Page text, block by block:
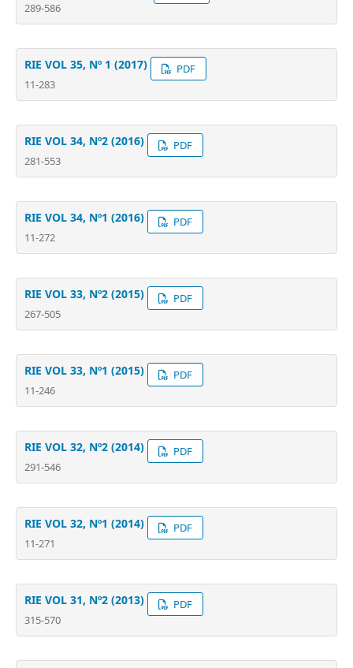
289-586
RIE VOL 35, Nº 1 (2017)
11-283
PDF
RIE VOL 34, Nº2 (2016)
281-553
PDF
RIE VOL 34, Nº1 (2016)
11-272
PDF
RIE VOL 33, Nº2 (2015)
267-505
PDF
RIE VOL 33, Nº1 (2015)
11-246
PDF
RIE VOL 32, Nº2 (2014)
291-546
PDF
RIE VOL 32, Nº1 (2014)
11-271
PDF
RIE VOL 31, Nº2 (2013)
315-570
PDF